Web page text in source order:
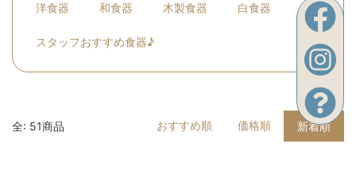
洋食器 和食器 木製食器 白食器
スタッフおすすめ食器♪
全: 51商品 おすすめ順 価格順 新着順